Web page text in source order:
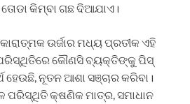
କିମ୍ବା ଗଛ ଦିଆଯାଏ।
ଉର୍ଜାର ମଧ୍ୟ ପ୍ରତୀକ ଏହି
କୌଣସି ବ୍ୟକ୍ତିଙ୍କୁ ପିସ୍
ହେଉଛି, ନୂତନ ଆଶା ସଞ୍ଚାର କରିବା।
ପରିସ୍ଥିତି କ୍ଷଣିକ ମାତ୍ର, ସମାଧାନ